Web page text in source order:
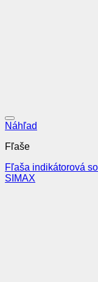
Náhľad
Fľaše
Fľaša indikátorová
SIMAX